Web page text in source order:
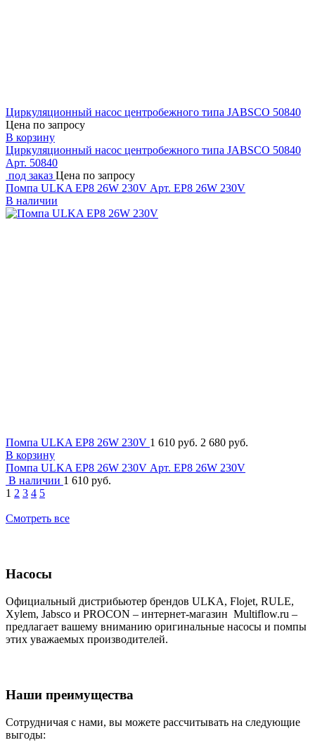
Циркуляционный насос центробежного типа JABSCO 50840
Цена по запросу
В корзину
Циркуляционный насос центробежного типа JABSCO 50840
Арт. 50840
под заказ Цена по запросу
Помпа ULKA EP8 26W 230V Арт. EP8 26W 230V
В наличии
Помпа ULKA EP8 26W 230V 1 610 руб. 2 680 руб.
В корзину
Помпа ULKA EP8 26W 230V Арт. EP8 26W 230V
В наличии 1 610 руб.
1 2 3 4 5
Смотреть все
Насосы
Официальный дистрибьютер брендов ULKA, Flojet, RULE,
Xylem, Jabsco и PROCON – интернет-магазин Multiflow.ru –
предлагает вашему вниманию оригинальные насосы и помпы
этих уважаемых производителей.
Наши преимущества
Сотрудничая с нами, вы можете рассчитывать на следующие
выгоды: